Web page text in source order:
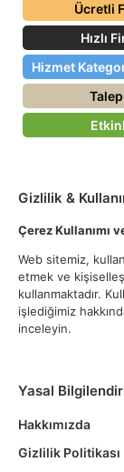
Ücretli
Hızlı
Hizmet
Gizlilik &
Çerez Kullanımı
Web sitemiz,
etmek ve
kullanmaktadır.
işlediğimiz
inceleyin.
Yasal
Hakkımızda
Gizlilik Politikası